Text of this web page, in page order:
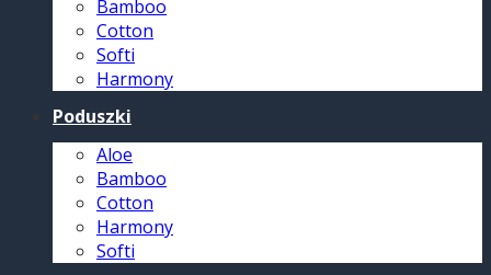
Bamboo
Cotton
Softi
Harmony
Poduszki
Aloe
Bamboo
Cotton
Harmony
Softi